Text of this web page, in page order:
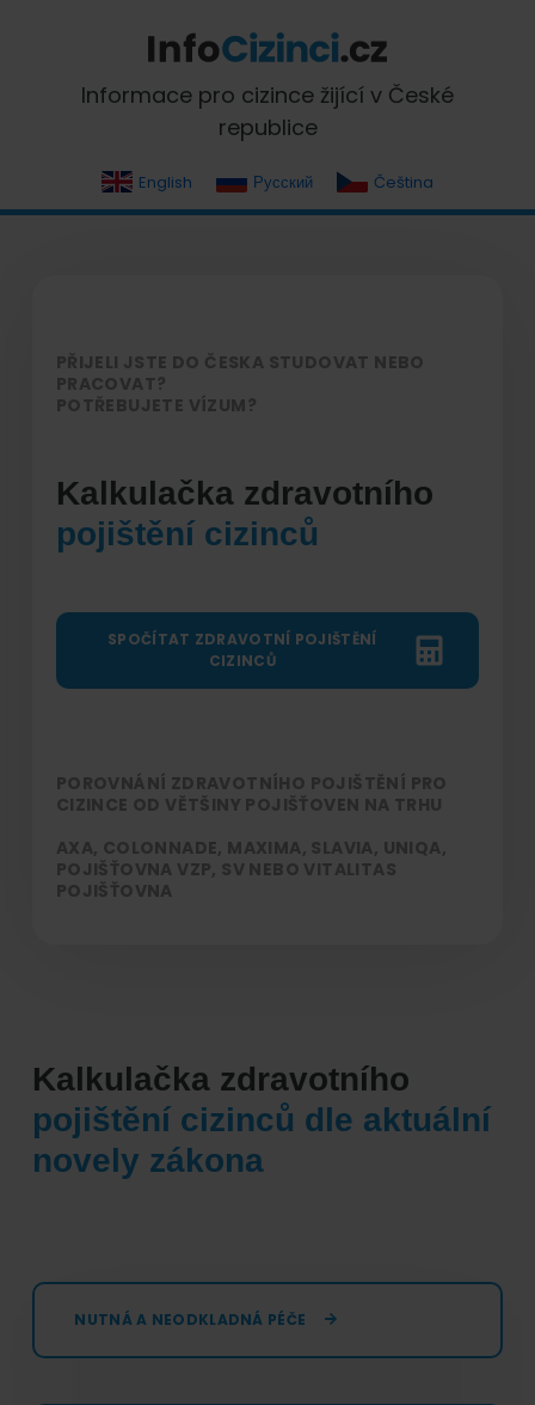
primary
navigation
content
primaryInfoCizinci.cz
Informace pro cizince žijící v České
republice
English Русский Čeština
PŘIJELI JSTE DO ČESKA STUDOVAT NEBO
PRACOVAT?
POTŘEBUJETE VÍZUM?
Kalkulačka zdravotního
pojištění cizinců
SPOČÍTAT ZDRAVOTNÍ POJIŠTĚNÍ
CIZINCŮ
POROVNÁNÍ ZDRAVOTNÍHO POJIŠTĚNÍ PRO
CIZINCE OD VĚTŠINY POJIŠŤOVEN NA TRHU
AXA, COLONNADE, MAXIMA, SLAVIA, UNIQA,
POJIŠŤOVNA VZP, SV NEBO VITALITAS
POJIŠŤOVNA
Kalkulačka zdravotního
pojištění cizinců dle aktuální
novely zákona
NUTNÁ A NEODKLADNÁ PÉČE